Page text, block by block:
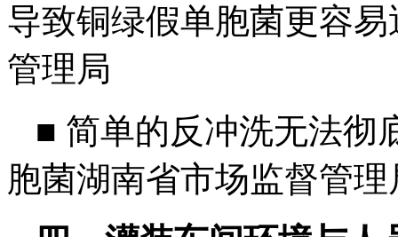
导致铜绿假单胞菌更容
管理局
■ 简单的反冲洗无法彻
胞菌湖南省市场监督管理